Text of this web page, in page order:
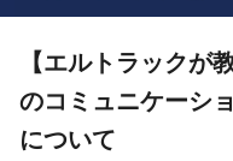
【エルトラックが
のコミュニケーシ
について